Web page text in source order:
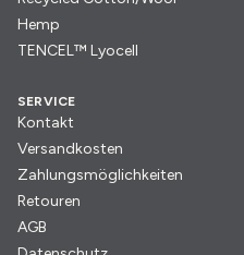
Hemp
TENCEL™ Lyocell
SERVICE
Kontakt
Versandkosten
Zahlungsmöglichkeiten
Retouren
AGB